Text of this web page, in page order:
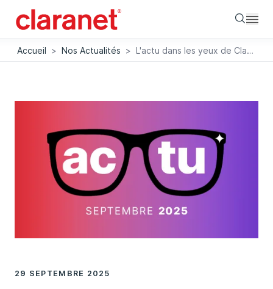
Accueil > Nos Actualités > L'actu dans les yeux de Claranet
29 SEPTEMBRE 2025